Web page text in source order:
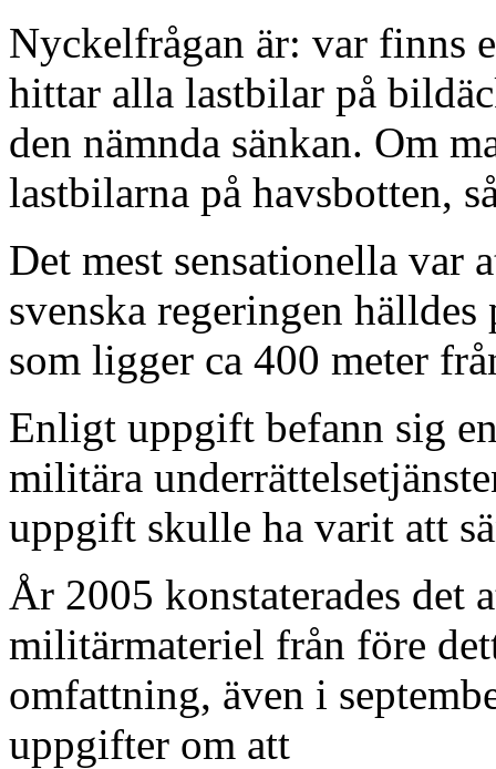
Nyckelfrågan är: var finns
hittar alla lastbilar på
den nämnda sänkan. Om
lastbilarna på havsbotten,
Det mest sensationella var
svenska regeringen
som ligger ca 400 meter
Enligt uppgift befann sig
militära
uppgift skulle ha varit att
År 2005 konstaterades det
militärmateriel från före
omfattning, även i
uppgifter om att